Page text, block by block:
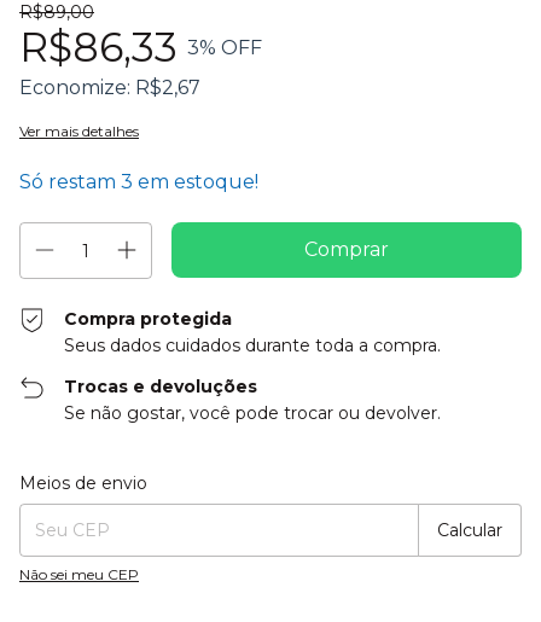
R$89,00
R$86,33 3% OFF
Economize: R$2,67
Ver mais detalhes
Só restam 3 em estoque!
Compra protegida
Seus dados cuidados durante toda a compra.
Trocas e devoluções
Se não gostar, você pode trocar ou devolver.
Entregas para o CEP:
Meios de envio
Calcular
Não sei meu CEP